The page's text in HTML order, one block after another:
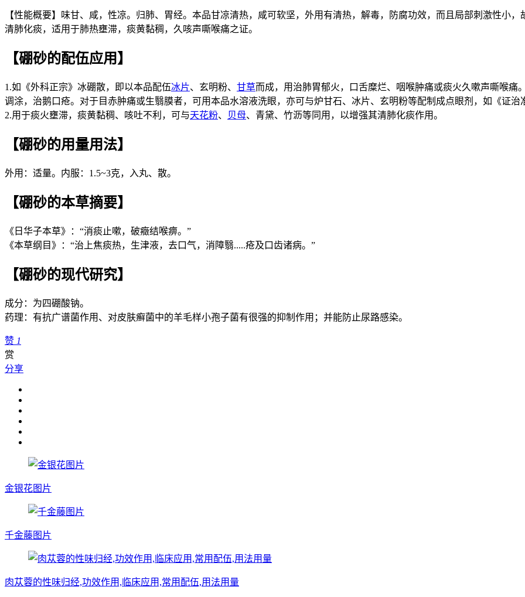
【性能概要】味甘、咸，性凉。归肺、胃经。本品甘凉清热，咸可软坚，外用有清热，解毒，防腐功效，而且局部刺激性小
清肺化痰，适用于肺热壅滞，痰黄黏稠，久咳声嘶喉痛之证。
【硼砂的配伍应用】
1.如《外科正宗》冰硼散，即以本品配伍冰片、玄明粉、 甘草而成，用治肺胃郁火，口舌糜烂、咽喉肿痛或痰火久嗽声嘶喉痛
调涂，治鹅口疮。对于目赤肿痛或生翳膜者，可用本品水溶液洗眼，亦可与炉甘石、冰片、玄明粉等配制成点眼剂，如《证治
2.用于痰火壅滞，痰黄黏稠、咳吐不利，可与天花粉、 贝母、青黛、竹沥等同用，以增强其清肺化痰作用。
【硼砂的用量用法】
外用：适量。内服：1.5~3克，入丸、散。
【硼砂的本草摘要】
《日华子本草》：“消痰止嗽，破癥结喉痹。”
《本草纲目》：“治上焦痰热，生津液，去口气，消障翳.....疮及口齿诸病。”
【硼砂的现代研究】
成分：为四硼酸钠。
药理：有抗广谱菌作用、对皮肤癣菌中的羊毛样小孢子菌有很强的抑制作用；并能防止尿路感染。
赞 1
赏
分享
金银花图片
千金藤图片
肉苁蓉的性味归经,功效作用,临床应用,常用配伍,用法用量